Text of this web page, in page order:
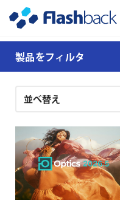
製
品
製品をフィルタ
文